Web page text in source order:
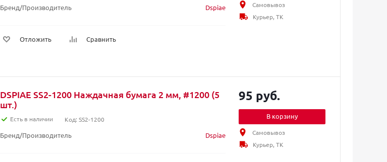
Бренд/Производитель Dspiae
Отложить Сравнить
Самовывоз
Курьер, ТК
DSPIAE SS2-1200 Наждачная бумага 2 мм, #1200 (5
шт.)
Есть в наличии Код: SS2-1200
Бренд/Производитель Dspiae
95 руб.
В корзину
Самовывоз
Курьер, ТК